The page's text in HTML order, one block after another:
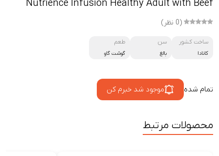
Nutrience Infusion Healthy Adult with Beef
(0 نظر)
ساخت کشور
کانادا
سن
بالغ
طعم
گوشت گاو
تمام شده موجود شد خبرم کن
محصولات مرتبط